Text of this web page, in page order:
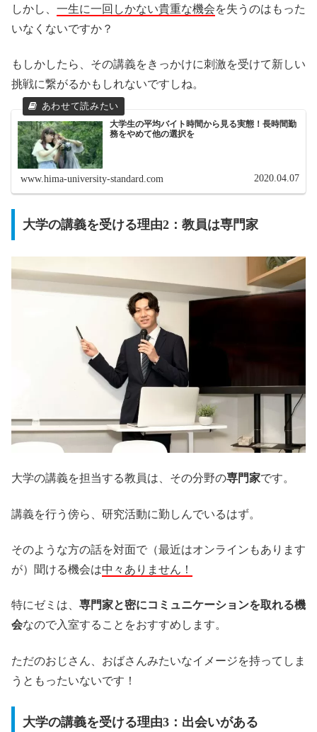
しかし、 一生に一回しかない貴重な機会を失うのはもった
いなくないですか？
もしかしたら、その講義をきっかけに刺激を受けて新しい
挑戦に繋がるかもしれないですしね。
大学生の平均バイト時間から見る実態！長時間勤
務をやめて他の選択を
www.hima-university-standard.com 2020.04.07
大学の講義を受ける理由2：教員は専門家
大学の講義を担当する教員は、その分野の専門家です。
講義を行う傍ら、研究活動に勤しんでいるはず。
そのような方の話を対面で（最近はオンラインもあります
が）聞ける機会は中々ありません！
特にゼミは、 専門家と密にコミュニケーションを取れる機
会なので入室することをおすすめします。
ただのおじさん、おばさんみたいなイメージを持ってしま
うともったいないです！
大学の講義を受ける理由3：出会いがある